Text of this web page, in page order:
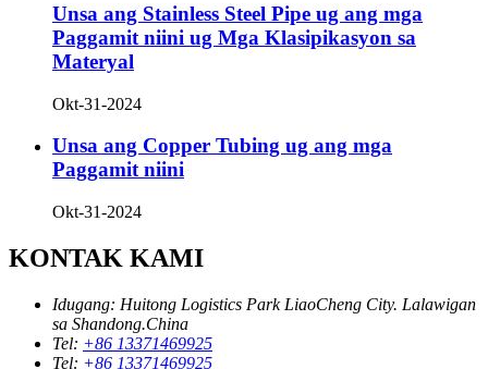
Unsa ang Stainless Steel Pipe ug ang mga
Paggamit niini ug Mga Klasipikasyon sa
Materyal
Okt-31-2024
Unsa ang Copper Tubing ug ang mga
Paggamit niini
Okt-31-2024
KONTAK KAMI
Idugang: Huitong Logistics Park LiaoCheng City. Lalawigan
sa Shandong.China
Tel: +86 13371469925
Tel: +86 13371469925